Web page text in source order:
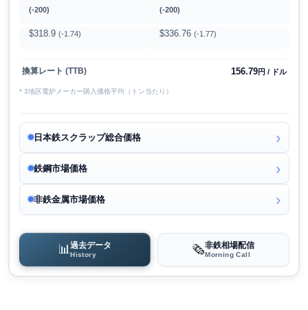
(-200) (-200)
$318.9 (-1.74) $336.76 (-1.77)
換算レート (TTB) 156.79円 / ドル
* 3地区電炉メーカー購入価格平均（トン当たり）
日本鉄スクラップ総合価格
鉄鋼市場価格
非鉄金属市場価格
📊過去データ
History 🗞️非鉄相場配信
Morning Call